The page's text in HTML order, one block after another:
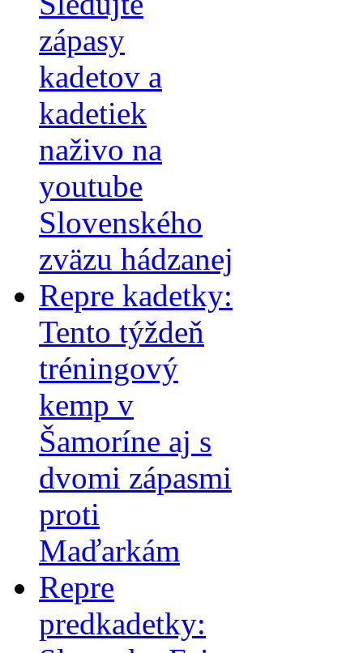
zápasy
kadetov a
kadetiek
naživo na
youtube
Slovenského
zväzu hádzanej
Repre kadetky:
Tento týždeň
tréningový
kemp v
Šamoríne aj s
dvomi zápasmi
proti
Maďarkám
Repre
predkadetky: